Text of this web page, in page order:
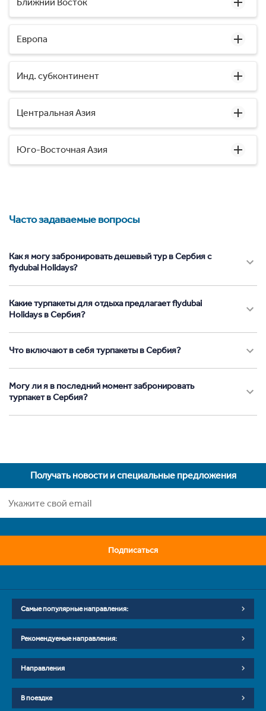
Ближний Восток
Европа
Инд. субконтинент
Центральная Азия
Юго-Восточная Азия
Часто задаваемые вопросы
Как я могу забронировать дешевый тур в Сербия с
flydubai Holidays?
Какие турпакеты для отдыха предлагает flydubai
Holidays в Сербия?
Что включают в себя турпакеты в Сербия?
Могу ли я в последний момент забронировать
турпакет в Сербия?
Получать новости и специальные предложения
Подписаться
Самые популярные направления:
Рекомендуемые направления:
Направления
В поездке